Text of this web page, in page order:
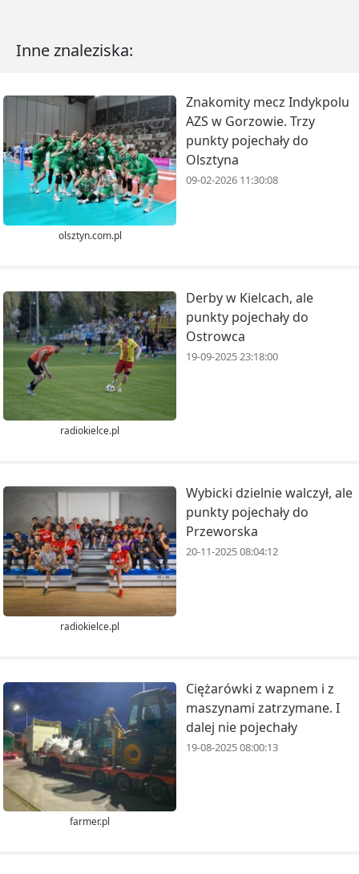
Inne znaleziska:
olsztyn.com.pl
Znakomity mecz Indykpolu
AZS w Gorzowie. Trzy
punkty pojechały do
Olsztyna
09-02-2026 11:30:08
radiokielce.pl
Derby w Kielcach, ale
punkty pojechały do
Ostrowca
19-09-2025 23:18:00
radiokielce.pl
Wybicki dzielnie walczył, ale
punkty pojechały do
Przeworska
20-11-2025 08:04:12
farmer.pl
Ciężarówki z wapnem i z
maszynami zatrzymane. I
dalej nie pojechały
19-08-2025 08:00:13